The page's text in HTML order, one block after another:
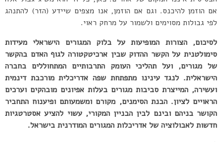
אם הוזמן להיכנס. וגם אם הוזמן, אנו מצפים שיידע (הזר) להתנהג
לפי גבולות מסוימים ולשמור על מרחק ראוי.
לסיכום, הצורות המופיעות על בלוק המגורים הישראלי מעידות
סימולטנית על הקשר ההדוק שבין ארכיטקטורה לגוף האדם בהקשר
של מגורים, ועל תהליכי העומק התרבותיים המתחוללים בחברה
הישראלית. לנגד עינינו מתפתחת שפה אדריכלית מורכבת דינמית
ועשירה, המייצרת סביבות מגורים בעלות אפיונים מובהקים וערכים
הראויים לציון. הבנת הסימנים, מקורם ומשמעותם ופיענוח התחביר
הקושר בניהם ובינם לבין הבניין המקורי, עשוי להציע אסטרטגיות
חדשות לאבולוציה של אדריכלות המגורים המודרנית בישראל.